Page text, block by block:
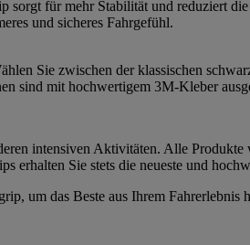
für mehr Stabilität und reduziert
und sicheres Fahrgefühl.
Sie zwischen der klassischen
mit hochwertigem 3M-Kleber
intensiven Aktivitäten. Alle
erhalten Sie stets die neueste und
um das Beste aus Ihrem Fahrerlebnis